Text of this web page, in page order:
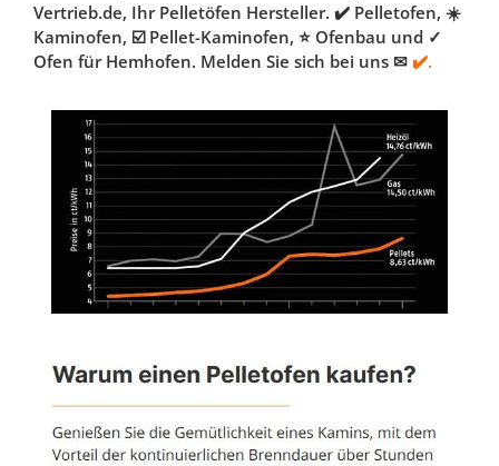
Vertrieb.de, Ihr Pelletöfen Hersteller. ✔️ Pelletofen, ☀️
Kaminofen, ☑️ Pellet-Kaminofen, ⭐ Ofenbau und ✓
Ofen für Hemhofen. Melden Sie sich bei uns ✉ ✔️.